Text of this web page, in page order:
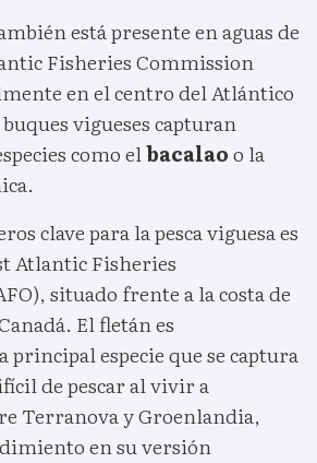
está presente en aguas de
Fisheries Commission
en el centro del Atlántico
vigueses capturan
como elbacalaoo la
clave para la pesca viguesa es
Atlantic Fisheries
situado frente a la costa de
El fletán es
especie que se captura
de pescar al vivir a
Terranova y Groenlandia,
en su versión